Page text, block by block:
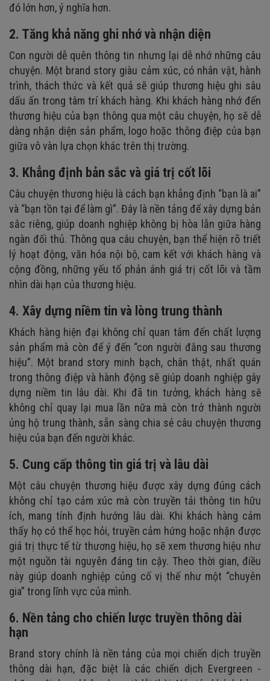
đó lớn hơn, ý nghĩa hơn.
2. Tăng khả năng ghi nhớ và nhận diện
Con người dễ quên thông tin nhưng lại dễ nhớ những câu
chuyện. Một brand story giàu cảm xúc, có nhân vật, hành
trình, thách thức và kết quả sẽ giúp thương hiệu ghi sâu
dấu ấn trong tâm trí khách hàng. Khi khách hàng nhớ đến
thương hiệu của bạn thông qua một câu chuyện, họ sẽ dễ
dàng nhận diện sản phẩm, logo hoặc thông điệp của bạn
giữa vô vàn lựa chọn khác trên thị trường.
3. Khẳng định bản sắc và giá trị cốt lõi
Câu chuyện thương hiệu là cách bạn khẳng định “bạn là ai”
và “bạn tồn tại để làm gì”. Đây là nền tảng để xây dựng bản
sắc riêng, giúp doanh nghiệp không bị hòa lẫn giữa hàng
ngàn đối thủ. Thông qua câu chuyện, bạn thể hiện rõ triết
lý hoạt động, văn hóa nội bộ, cam kết với khách hàng và
cộng đồng, những yếu tố phản ánh giá trị cốt lõi và tầm
nhìn dài hạn của thương hiệu.
4. Xây dựng niềm tin và lòng trung thành
Khách hàng hiện đại không chỉ quan tâm đến chất lượng
sản phẩm mà còn để ý đến “con người đằng sau thương
hiệu”. Một brand story minh bạch, chân thật, nhất quán
trong thông điệp và hành động sẽ giúp doanh nghiệp gây
dựng niềm tin lâu dài. Khi đã tin tưởng, khách hàng sẽ
không chỉ quay lại mua lần nữa mà còn trở thành người
ủng hộ trung thành, sẵn sàng chia sẻ câu chuyện thương
hiệu của bạn đến người khác.
5. Cung cấp thông tin giá trị và lâu dài
Một câu chuyện thương hiệu được xây dựng đúng cách
không chỉ tạo cảm xúc mà còn truyền tải thông tin hữu
ích, mang tính định hướng lâu dài. Khi khách hàng cảm
thấy họ có thể học hỏi, truyền cảm hứng hoặc nhận được
giá trị thực tế từ thương hiệu, họ sẽ xem thương hiệu như
một nguồn tài nguyên đáng tin cậy. Theo thời gian, điều
này giúp doanh nghiệp củng cố vị thế như một “chuyên
gia” trong lĩnh vực của mình.
6. Nền tảng cho chiến lược truyền thông dài
hạn
Brand story chính là nền tảng của mọi chiến dịch truyền
thông dài hạn, đặc biệt là các chiến dịch Evergreen -